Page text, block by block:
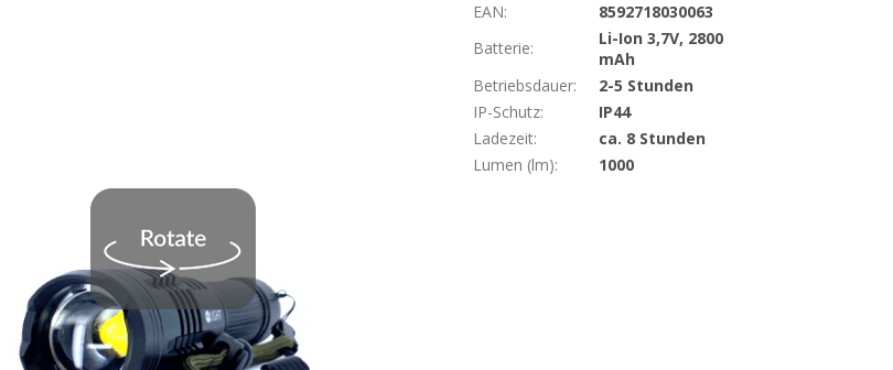
EAN:
8592718030063
Batterie:
Li-Ion 3,7V, 2800
mAh
Betriebsdauer:
2-5 Stunden
IP-Schutz:
IP44
Ladezeit:
ca. 8 Stunden
Lumen (lm): 1000